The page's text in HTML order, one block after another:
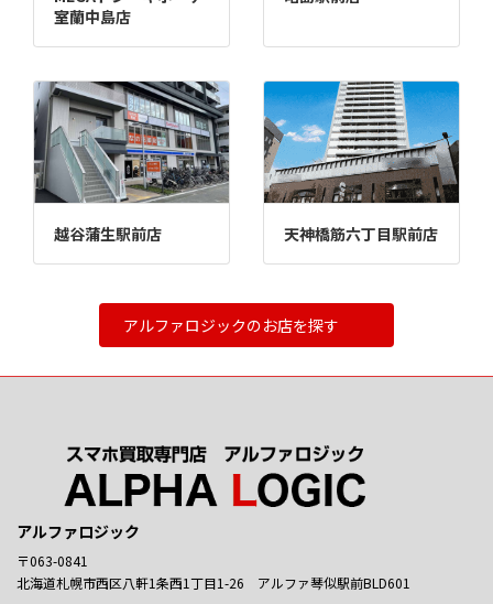
室蘭中島店
越谷蒲生駅前店 天神橋筋六丁目駅前店
アルファロジックのお店を探す
アルファロジック
〒063-0841
北海道札幌市西区八軒1条西1丁目1-26 アルファ琴似駅前BLD601